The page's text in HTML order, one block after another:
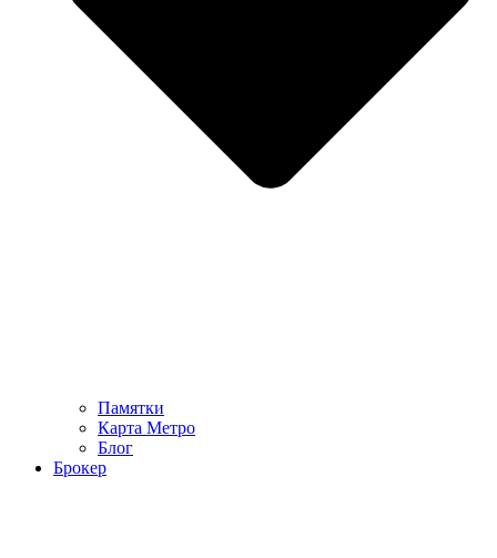
Памятки
Карта Метро
Блог
Брокер